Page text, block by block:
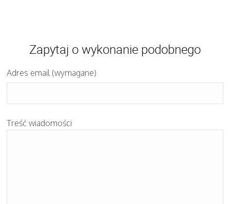
Zapytaj o wykonanie podobnego
Adres email (wymagane)
Treść wiadomości